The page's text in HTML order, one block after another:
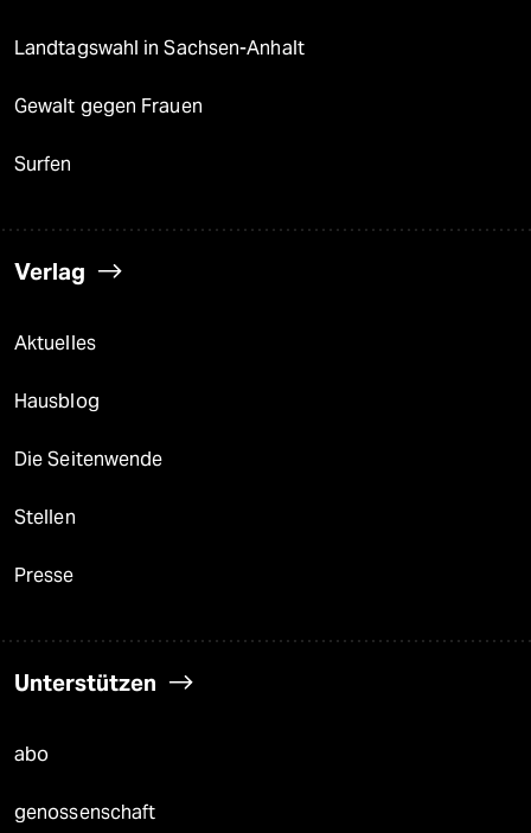
Landtagswahl in Sachsen-Anhalt
Gewalt gegen Frauen
Surfen
Verlag
Aktuelles
Hausblog
Die Seitenwende
Stellen
Presse
Unterstützen
abo
genossenschaft